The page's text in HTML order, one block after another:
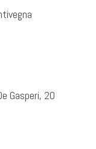
Gasperi, 20